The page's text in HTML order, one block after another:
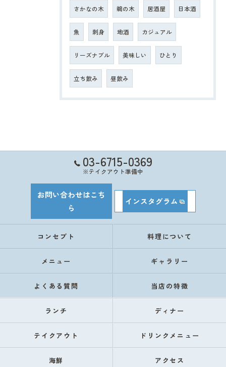
さかなの木 鵜の木 居酒屋 日本酒
魚 刺身 地酒 カジュアル
リーズナブル 美味しい ひとり
立ち飲み 昼飲み
03-6715-0369
※テイクアウト準備中
お問い合わせはこち
ら
インスタグラム
コンセプト 料理について
メニュー ギャラリー
よくある質問 当店の特徴
ランチ ディナー
テイクアウト ドリンクメニュー
海鮮 アクセス